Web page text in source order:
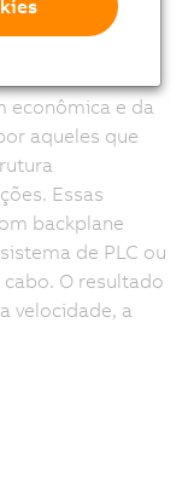
na
como
econômica e da
aqueles que
Essas
backplane
de PLC ou
O resultado
velocidade, a